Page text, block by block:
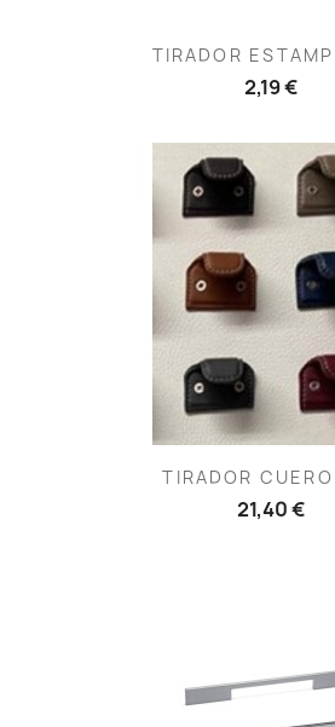
TIRADOR
2,19 €
TIRADOR
21,40 €